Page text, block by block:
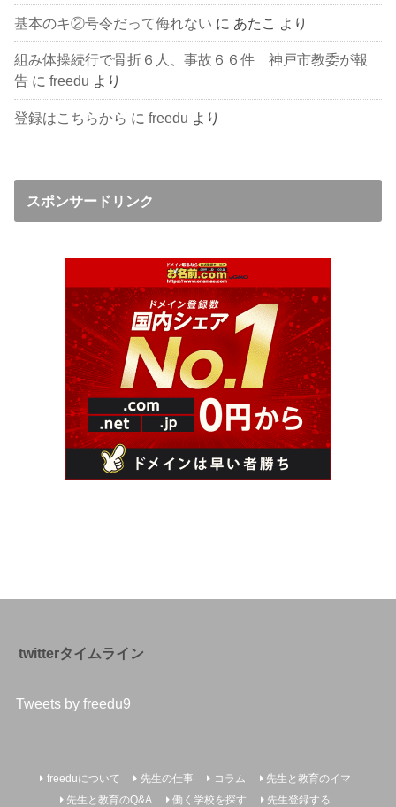
基本のキ②号令だって侮れない に あたこ より
組み体操続行で骨折６人、事故６６件 神戸市教委が報
告 にfreedu より
登録はこちらから にfreedu より
スポンサードリンク
twitterタイムライン
Tweets by freedu9
freeduについて 先生の仕事 コラム
先生と教育のイマ
先生と教育のQ&A
働く学校を探す 先生登録する